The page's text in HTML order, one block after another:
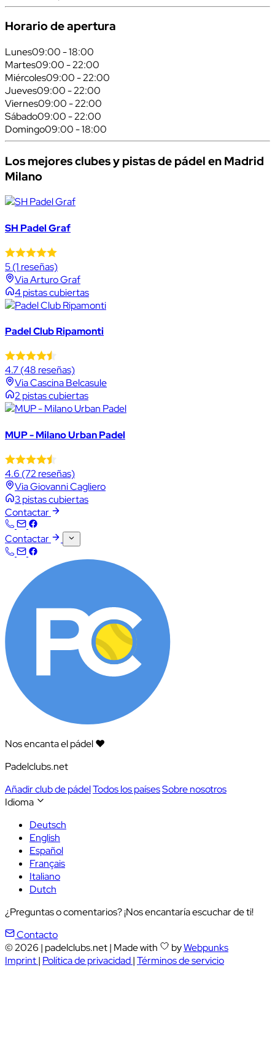
Horario de apertura
Lunes09:00 - 18:00
Martes09:00 - 22:00
Miércoles09:00 - 22:00
Jueves09:00 - 22:00
Viernes09:00 - 22:00
Sábado09:00 - 22:00
Domingo09:00 - 18:00
Los mejores clubes y pistas de pádel en Madrid
Milano
SH Padel Graf
5(1 reseñas)
Via Arturo Graf
4 pistas cubiertas
Padel Club Ripamonti
4.7(48 reseñas)
Via Cascina Belcasule
2 pistas cubiertas
MUP - Milano Urban Padel
4.6 (72 reseñas)
Via Giovanni Cagliero
3 pistas cubiertas
Contactar
Contactar
Nos encanta el pádel ❤️
Padelclubs.net
Añadir club de pádelTodos los paísesSobre nosotros
Idioma
Deutsch
English
Español
Français
Italiano
Dutch
¿Preguntas o comentarios? ¡Nos encantaría escuchar de ti!
Contacto
© 2026 | padelclubs.net| Made with byWebpunks
Imprint| Política de privacidad|Términos de servicio